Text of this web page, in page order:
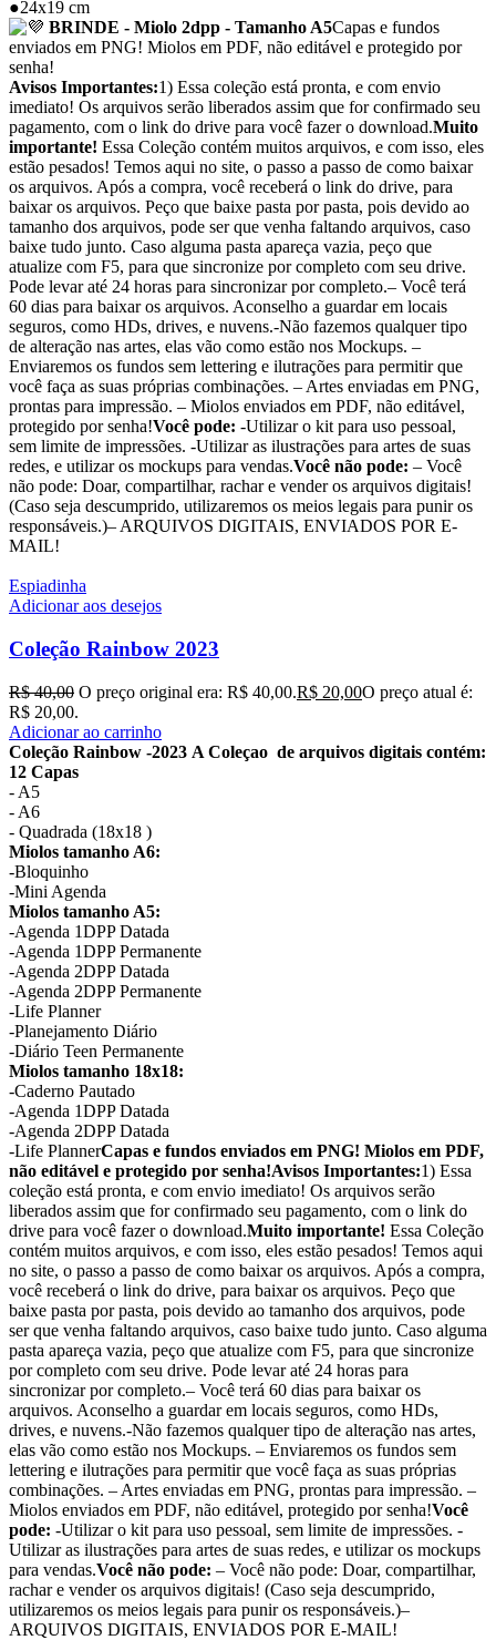
●24x19 cm
BRINDE - Miolo 2dpp - Tamanho A5Capas e fundos
enviados em PNG! Miolos em PDF, não editável e protegido por
senha!
Avisos Importantes:1) Essa coleção está pronta, e com envio
imediato! Os arquivos serão liberados assim que for confirmado seu
pagamento, com o link do drive para você fazer o download.Muito
importante! Essa Coleção contém muitos arquivos, e com isso, eles
estão pesados! Temos aqui no site, o passo a passo de como baixar
os arquivos. Após a compra, você receberá o link do drive, para
baixar os arquivos. Peço que baixe pasta por pasta, pois devido ao
tamanho dos arquivos, pode ser que venha faltando arquivos, caso
baixe tudo junto. Caso alguma pasta apareça vazia, peço que
atualize com F5, para que sincronize por completo com seu drive.
Pode levar até 24 horas para sincronizar por completo.– Você terá
60 dias para baixar os arquivos. Aconselho a guardar em locais
seguros, como HDs, drives, e nuvens.-Não fazemos qualquer tipo
de alteração nas artes, elas vão como estão nos Mockups. –
Enviaremos os fundos sem lettering e ilutrações para permitir que
você faça as suas próprias combinações. – Artes enviadas em PNG,
prontas para impressão. – Miolos enviados em PDF, não editável,
protegido por senha!Você pode: -Utilizar o kit para uso pessoal,
sem limite de impressões. -Utilizar as ilustrações para artes de suas
redes, e utilizar os mockups para vendas.Você não pode: – Você
não pode: Doar, compartilhar, rachar e vender os arquivos digitais!
(Caso seja descumprido, utilizaremos os meios legais para punir os
responsáveis.)– ARQUIVOS DIGITAIS, ENVIADOS POR E-
MAIL!
Espiadinha
Adicionar aos desejos
Coleção Rainbow 2023
R$40,00 O preço original era: R$ 40,00.R$ 20,00O preço atual é:
R$ 20,00.
Adicionar ao carrinho
Coleção Rainbow -2023 A Coleçao de arquivos digitais contém:
12 Capas
- A5
- A6
- Quadrada (18x18 )
Miolos tamanho A6:
-Bloquinho
-Mini Agenda
Miolos tamanho A5:
-Agenda 1DPP Datada
-Agenda 1DPP Permanente
-Agenda 2DPP Datada
-Agenda 2DPP Permanente
-Life Planner
-Planejamento Diário
-Diário Teen Permanente
Miolos tamanho 18x18:
-Caderno Pautado
-Agenda 1DPP Datada
-Agenda 2DPP Datada
-Life PlannerCapas e fundos enviados em PNG! Miolos em PDF,
não editável e protegido por senha!Avisos Importantes:1) Essa
coleção está pronta, e com envio imediato! Os arquivos serão
liberados assim que for confirmado seu pagamento, com o link do
drive para você fazer o download.Muito importante! Essa Coleção
contém muitos arquivos, e com isso, eles estão pesados! Temos aqui
no site, o passo a passo de como baixar os arquivos. Após a compra,
você receberá o link do drive, para baixar os arquivos. Peço que
baixe pasta por pasta, pois devido ao tamanho dos arquivos, pode
ser que venha faltando arquivos, caso baixe tudo junto. Caso alguma
pasta apareça vazia, peço que atualize com F5, para que sincronize
por completo com seu drive. Pode levar até 24 horas para
sincronizar por completo.– Você terá 60 dias para baixar os
arquivos. Aconselho a guardar em locais seguros, como HDs,
drives, e nuvens.-Não fazemos qualquer tipo de alteração nas artes,
elas vão como estão nos Mockups. – Enviaremos os fundos sem
lettering e ilutrações para permitir que você faça as suas próprias
combinações. – Artes enviadas em PNG, prontas para impressão. –
Miolos enviados em PDF, não editável, protegido por senha!Você
pode: -Utilizar o kit para uso pessoal, sem limite de impressões. -
Utilizar as ilustrações para artes de suas redes, e utilizar os mockups
para vendas.Você não pode: – Você não pode: Doar, compartilhar,
rachar e vender os arquivos digitais! (Caso seja descumprido,
utilizaremos os meios legais para punir os responsáveis.)–
ARQUIVOS DIGITAIS, ENVIADOS POR E-MAIL!